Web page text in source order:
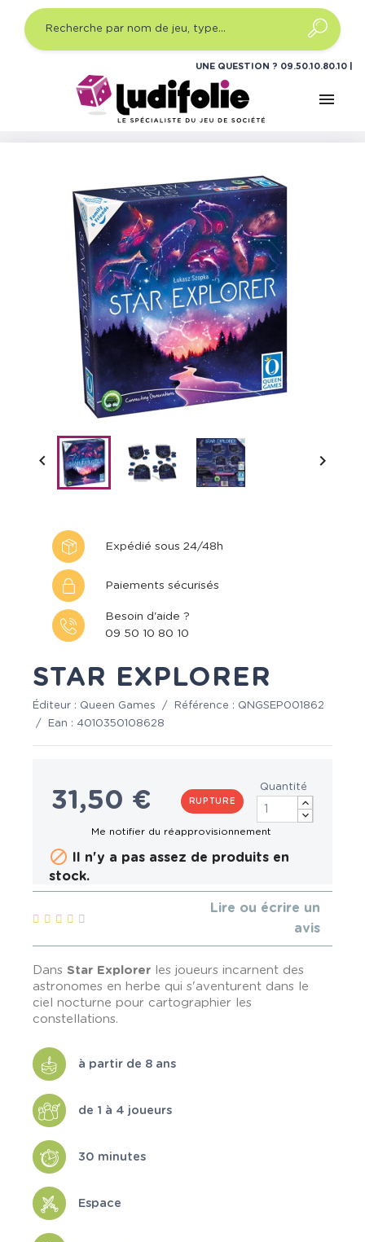
UNE QUESTION ? 09.50.10.80.10
menu
Jeux de société Jeux de société famille
Star
 
Expédié sous 24/48h
Paiements sécurisés
Besoin d'aide ?
09 50 10 80 10
STAR EXPLORER
Éditeur : Queen Games / Référence : QNGSEP001862
/
Ean : 4010350108628
31,50 € RUPTURE
Quantité
 Il n'y a pas assez de produits en
stock.
Lire ou écrire un
avis
Dans Star Explorer les joueurs incarnent des
astronomes en herbe qui s'aventurent dans le
ciel nocturne pour cartographier les
constellations.
à partir de 8 ans
de 1 à 4 joueurs
30 minutes
Espace